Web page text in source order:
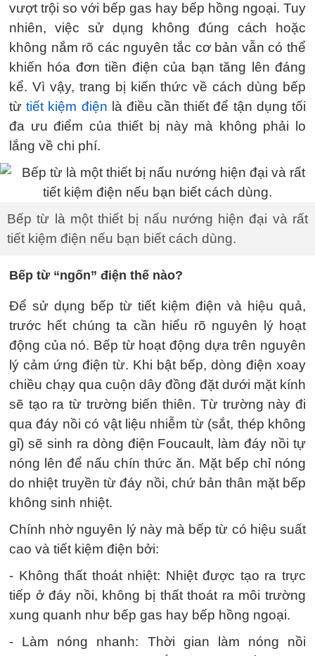
vượt trội so với bếp gas hay bếp hồng ngoại. Tuy
nhiên, việc sử dụng không đúng cách hoặc
không nắm rõ các nguyên tắc cơ bản vẫn có thể
khiến hóa đơn tiền điện của bạn tăng lên đáng
kể. Vì vậy, trang bị kiến thức về cách dùng bếp
từtiết kiệm điện là điều cần thiết để tận dụng tối
đa ưu điểm của thiết bị này mà không phải lo
lắng về chi phí.
Bếp từ là một thiết bị nấu nướng hiện đại và rất
tiết kiệm điện nếu bạn biết cách dùng.
Bếp từ “ngốn” điện thế nào?
Để sử dụng bếp từ tiết kiệm điện và hiệu quả,
trước hết chúng ta cần hiểu rõ nguyên lý hoạt
động của nó. Bếp từ hoạt động dựa trên nguyên
lý cảm ứng điện từ. Khi bật bếp, dòng điện xoay
chiều chạy qua cuộn dây đồng đặt dưới mặt kính
sẽ tạo ra từ trường biến thiên. Từ trường này đi
qua đáy nồi có vật liệu nhiễm từ (sắt, thép không
gỉ) sẽ sinh ra dòng điện Foucault, làm đáy nồi tự
nóng lên để nấu chín thức ăn. Mặt bếp chỉ nóng
do nhiệt truyền từ đáy nồi, chứ bản thân mặt bếp
không sinh nhiệt.
Chính nhờ nguyên lý này mà bếp từ có hiệu suất
cao và tiết kiệm điện bởi:
- Không thất thoát nhiệt: Nhiệt được tạo ra trực
tiếp ở đáy nồi, không bị thất thoát ra môi trường
xung quanh như bếp gas hay bếp hồng ngoại.
- Làm nóng nhanh: Thời gian làm nóng nồi